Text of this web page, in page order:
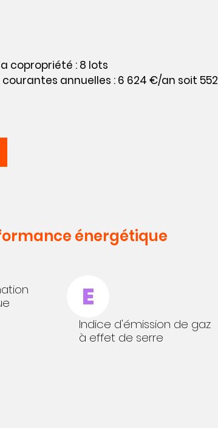
copropriété : 8 lots
annuelles : 6 624 €/an soit 552
énergétique
E
Indice d'émission de gaz
à effet de serre